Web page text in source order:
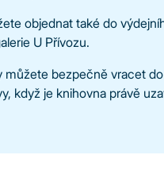
objednat také do
U Přívozu.
můžete bezpečně vracet
když je knihovna právě